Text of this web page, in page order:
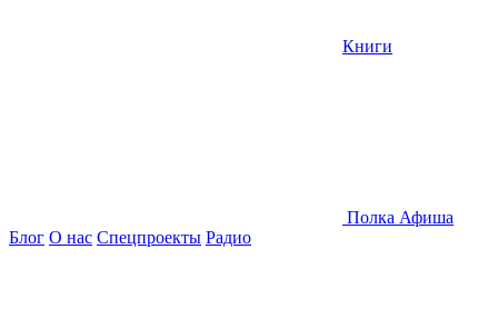
Книги
Полка Афиша
Блог О нас Спецпроекты Радио